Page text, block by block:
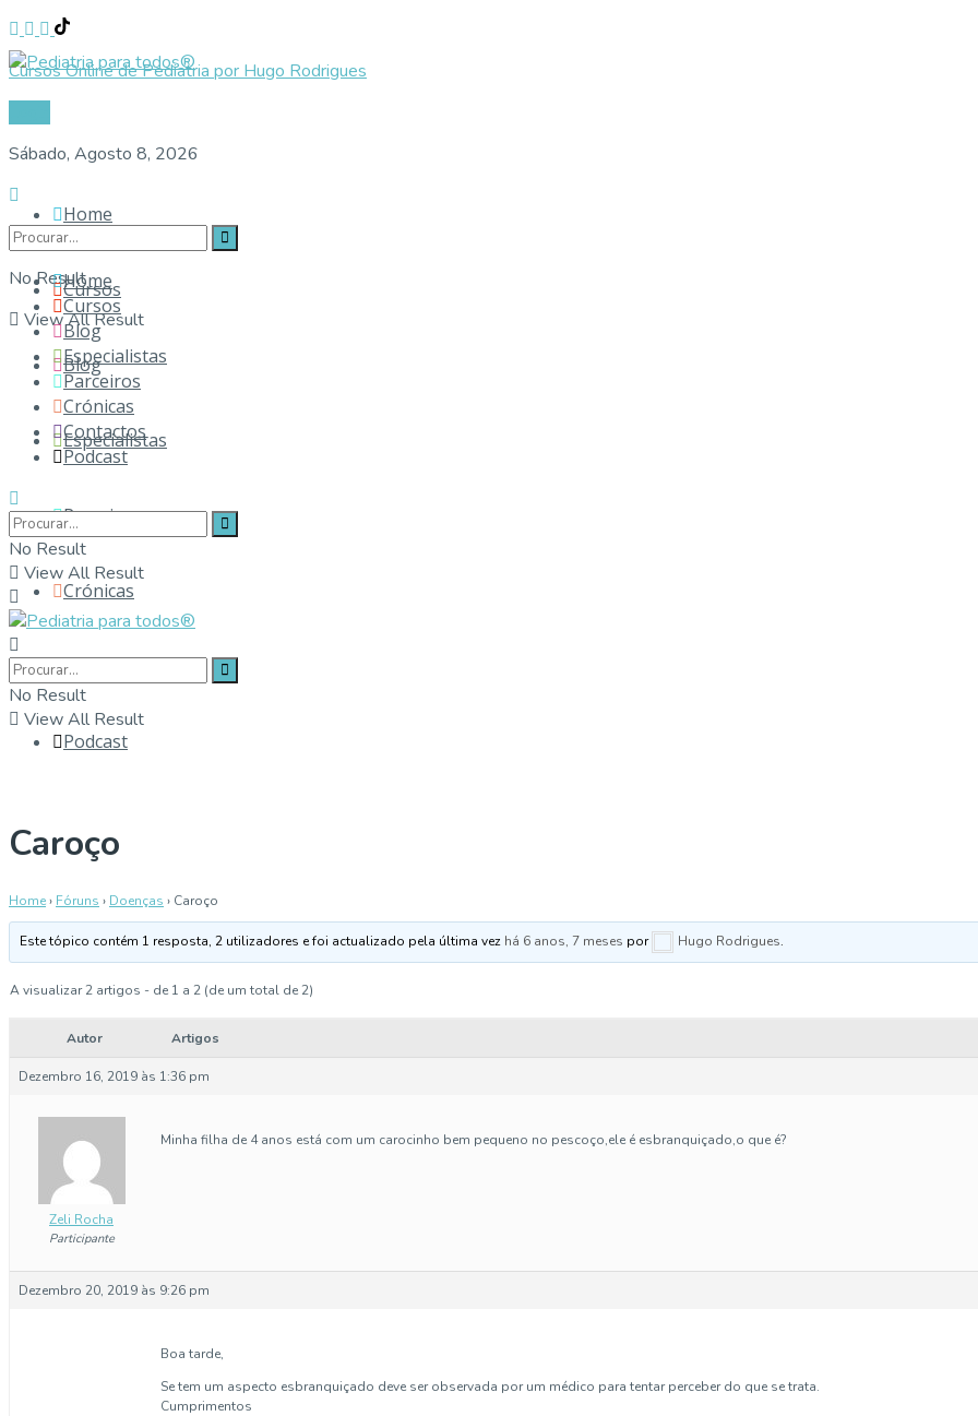
Cursos Online de Pediatria por Hugo Rodrigues
Sábado, Agosto 8, 2026
No Result
View All Result
Home
Cursos
Blog
Especialistas
Parceiros
Crónicas
Contactos
Podcast
Home
Cursos
Blog
Especialistas
Parceiros
Crónicas
Contactos
Podcast
No Result
View All Result
No Result
View All Result
Caroço
Home› Fóruns › Doenças › Caroço
Este tópico contém 1 resposta, 2 utilizadores e foi actualizado pela última vez há 6 anos, 7 meses por Hugo Rodrigues.
A visualizar 2 artigos - de 1 a 2 (de um total de 2)
Autor Artigos
Dezembro 16, 2019 às 1:36 pm
Zeli Rocha
Participante
Minha filha de 4 anos está com um carocinho bem pequeno no pescoço,ele é esbranquiçado,o que é?
Dezembro 20, 2019 às 9:26 pm
Boa tarde,
Se tem um aspecto esbranquiçado deve ser observada por um médico para tentar perceber do que se trata.
Cumprimentos